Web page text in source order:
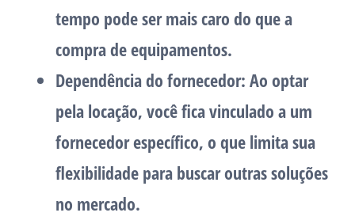
tempo pode ser mais caro do que a
compra de equipamentos.
Dependência do fornecedor: Ao optar
pela locação, você fica vinculado a um
fornecedor específico, o que limita sua
flexibilidade para buscar outras soluções
no mercado.